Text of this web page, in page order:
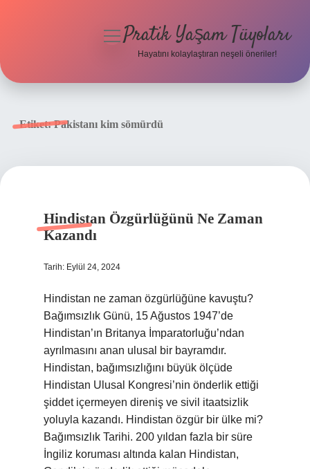
menüyü
Pratik Yaşam Tüyoları
Hayatını kolaylaştıran neşeli öneriler!
Etiket:Pakistanı kim sömürdü
Hindistan Özgürlüğünü Ne Zaman
Kazandı
Tarih: Eylül 24, 2024
Hindistan ne zaman özgürlüğüne kavuştu?
Bağımsızlık Günü, 15 Ağustos 1947’de
Hindistan’ın Britanya İmparatorluğu’ndan
ayrılmasını anan ulusal bir bayramdır.
Hindistan, bağımsızlığını büyük ölçüde
Hindistan Ulusal Kongresi’nin önderlik ettiği
şiddet içermeyen direniş ve sivil itaatsizlik
yoluyla kazandı. Hindistan özgür bir ülke mi?
Bağımsızlık Tarihi. 200 yıldan fazla bir süre
İngiliz koruması altında kalan Hindistan,